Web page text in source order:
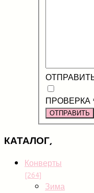
ПРОВЕРКА
ОТПРАВИТЬ
КАТАЛОГ,
Конверты
[264]
Зима